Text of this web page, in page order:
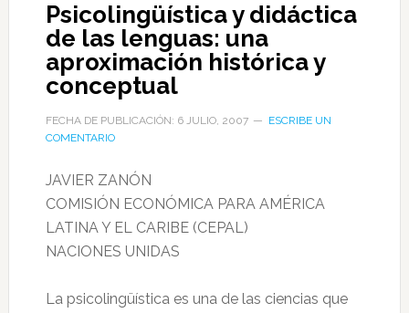
Psicolingüística y didáctica
de las lenguas: una
aproximación histórica y
conceptual
FECHA DE PUBLICACIÓN: 6 JULIO, 2007
ESCRIBE UN
COMENTARIO
JAVIER ZANÓN
COMISIÓN ECONÓMICA PARA AMÉRICA
LATINA Y EL CARIBE (CEPAL)
NACIONES UNIDAS
La psicolingüística es una de las ciencias que